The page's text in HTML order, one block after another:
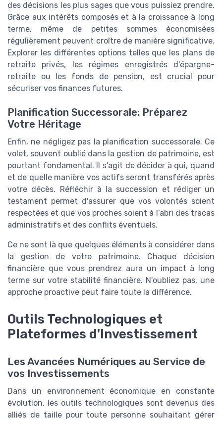
des décisions les plus sages que vous puissiez prendre.
Grâce aux intérêts composés et à la croissance à long
terme, même de petites sommes économisées
régulièrement peuvent croître de manière significative.
Explorer les différentes options telles que les plans de
retraite privés, les régimes enregistrés d'épargne-
retraite ou les fonds de pension, est crucial pour
sécuriser vos finances futures.
Planification Successorale: Préparez
Votre Héritage
Enfin, ne négligez pas la planification successorale. Ce
volet, souvent oublié dans la gestion de patrimoine, est
pourtant fondamental. Il s'agit de décider à qui, quand
et de quelle manière vos actifs seront transférés après
votre décès. Réfléchir à la succession et rédiger un
testament permet d'assurer que vos volontés soient
respectées et que vos proches soient à l’abri des tracas
administratifs et des conflits éventuels.
Ce ne sont là que quelques éléments à considérer dans
la gestion de votre patrimoine. Chaque décision
financière que vous prendrez aura un impact à long
terme sur votre stabilité financière. N'oubliez pas, une
approche proactive peut faire toute la différence.
Outils Technologiques et
Plateformes d'Investissement
Les Avancées Numériques au Service de
vos Investissements
Dans un environnement économique en constante
évolution, les outils technologiques sont devenus des
alliés de taille pour toute personne souhaitant gérer